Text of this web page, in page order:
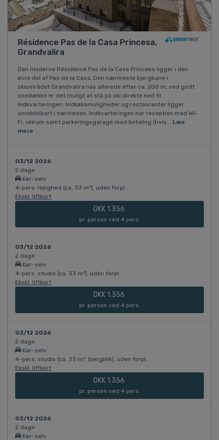
Résidence Pas de la Casa Princesa,
Grandvalira
Den moderne Résidence Pas de la Casa Princesa ligger i den
øvre del af Pas de la Casa. Den nærmeste bjergbane i
skiområdet Grandvalira nås allerede efter ca. 200 m, ved godt
snedække er det muligt at stå på ski direkte ned til
indkvarteringen. Indkøbsmuligheder og restauranter ligger
umiddelbart i nærheden. Indkvarteringen har reception med Wi-
Fi, skirum samt parkeringsgarage mod betaling (hvis... Læs
mere
03/12 2026
2 dage
Kør-selv
4-pers. lejlighed (ca. 33 m²), uden forpl.
Ekskl. liftkort
DKK 1.356
pr. person ved 4 pers.
03/12 2026
2 dage
Kør-selv
4-pers. studio (ca. 33 m²), uden forpl.
Ekskl. liftkort
DKK 1.356
pr. person ved 4 pers.
03/12 2026
2 dage
Kør-selv
4-pers. studio (ca. 33 m², bjergblik), uden forpl.
Ekskl. liftkort
DKK 1.356
pr. person ved 4 pers.
03/12 2026
2 dage
Kør-selv